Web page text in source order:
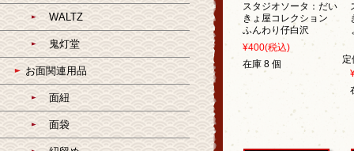
スタジオソータ：だい
きょ屋コレクション
ふんわり仔白沢
¥400(税込)
在庫 8 個
定
WALTZ
鬼灯堂
お面関連用品
面紐
面袋